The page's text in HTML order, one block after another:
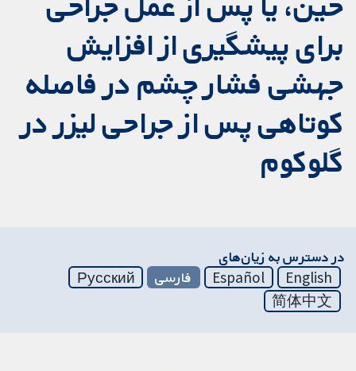
برای پیشگیری از افزایش
جهشی فشار چشم در فاصله
کوتاهی پس از جراحی لیزر در
گلوکوم
در دسترس به زیان‌های
English
Español فارسی
Русский
简体中文